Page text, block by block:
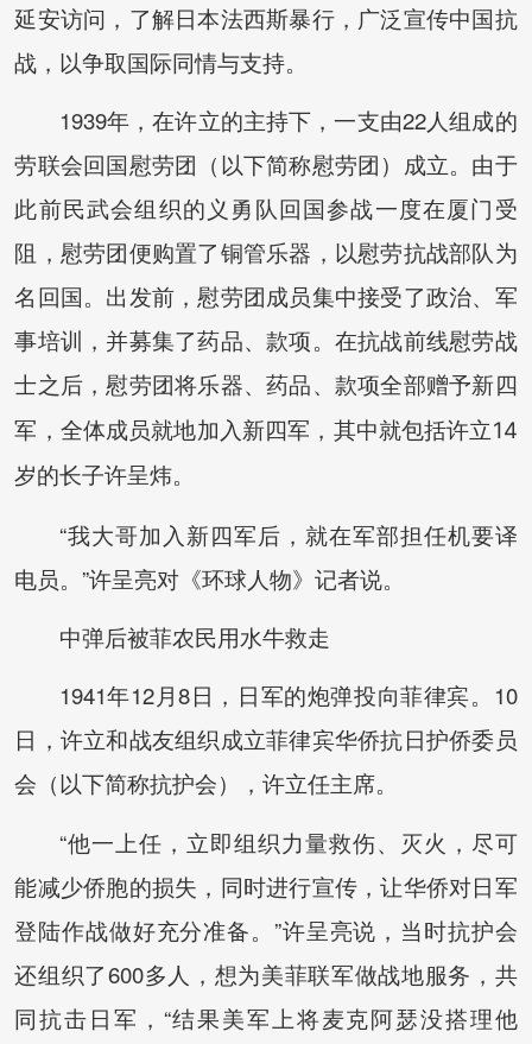
延安访问，了解日本法西斯暴行，广泛宣传中国抗
战，以争取国际同情与支持。
1939年，在许立的主持下，一支由22人组成的
劳联会回国慰劳团（以下简称慰劳团）成立。由于
此前民武会组织的义勇队回国参战一度在厦门受
阻，慰劳团便购置了铜管乐器，以慰劳抗战部队为
名回国。出发前，慰劳团成员集中接受了政治、军
事培训，并募集了药品、款项。在抗战前线慰劳战
士之后，慰劳团将乐器、药品、款项全部赠予新四
军，全体成员就地加入新四军，其中就包括许立14
岁的长子许呈炜。
“我大哥加入新四军后，就在军部担任机要译
电员。”许呈亮对《环球人物》记者说。
中弹后被菲农民用水牛救走
1941年12月8日，日军的炮弹投向菲律宾。10
日，许立和战友组织成立菲律宾华侨抗日护侨委员
会（以下简称抗护会），许立任主席。
“他一上任，立即组织力量救伤、灭火，尽可
能减少侨胞的损失，同时进行宣传，让华侨对日军
登陆作战做好充分准备。”许呈亮说，当时抗护会
还组织了600多人，想为美菲联军做战地服务，共
同抗击日军，“结果美军上将麦克阿瑟没搭理他